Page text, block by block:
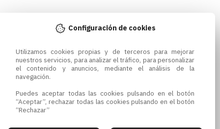
Configuración de cookies
Utilizamos cookies propias y de terceros para mejorar
nuestros servicios, para analizar el tráfico, para personalizar
el contenido y anuncios, mediante el análisis de la
navegación.
Puedes aceptar todas las cookies pulsando en el botón
“Aceptar”, rechazar todas las cookies pulsando en el botón
“Rechazar”